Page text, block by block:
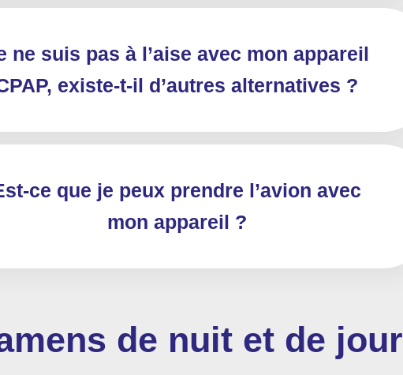
ne suis pas à l’aise avec mon appareil
existe-t-il d’autres alternatives ?
ce que je peux prendre l’avion avec
mon appareil ?
de nuit et de jour